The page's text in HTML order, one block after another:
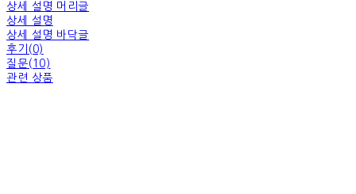
상세 설명 머리글
상세 설명
상세 설명 바닥글
후기(0)
질문(10)
관련 상품